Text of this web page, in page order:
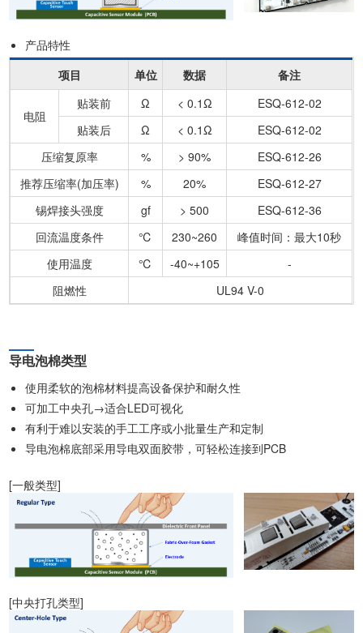
产品特性
项目
单位 数据 备注
电阻
贴装前 Ω < 0.1Ω
ESQ-612-02
贴装后
Ω < 0.1Ω
ESQ-612-02
压缩复原率
% > 90%
ESQ-612-26
推荐压缩率(加压率)
% 20%
ESQ-612-27
锡焊接头强度
gf > 500
ESQ-612-36
回流温度条件
℃ 230~260
峰值时间：最大10秒
使用温度
℃ -40~+105
-
阻燃性
UL94 V-0
导电泡棉类型
使用柔软的泡棉材料提高设备保护和耐久性
可加工中央孔→适合LED可视化
有利于难以安装的手工工序或小批量生产和定制
导电泡棉底部采用导电双面胶带，可轻松连接到PCB
[一般类型]
[中央打孔类型]